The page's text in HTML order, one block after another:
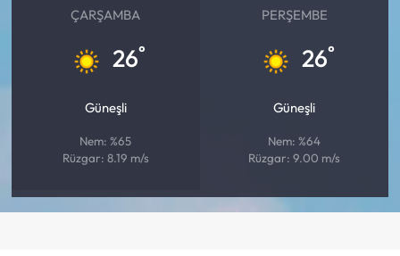
ÇARŞAMBA
26°
Güneşli
Nem: %65
Rüzgar: 8.19 m/s
PERŞEMBE
26°
Güneşli
Nem: %64
Rüzgar: 9.00 m/s